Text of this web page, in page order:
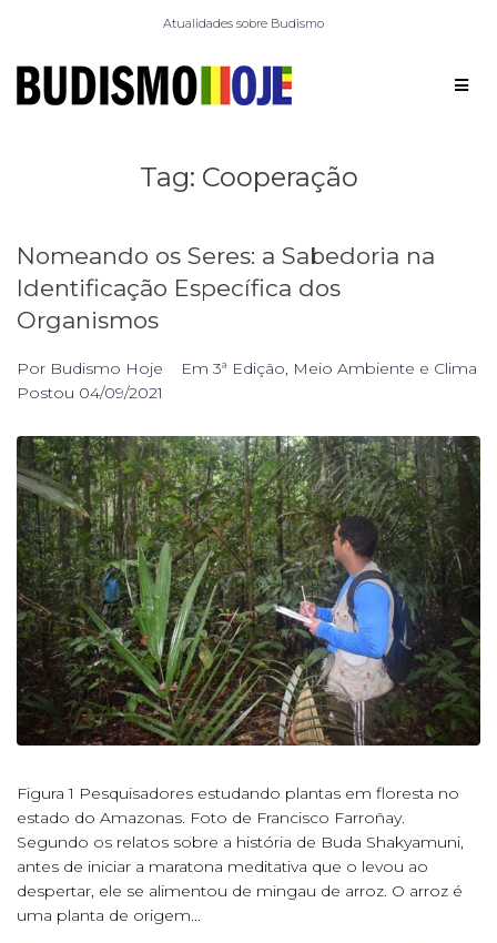
Atualidades sobre Budismo
Tag: Cooperação
Nomeando os Seres: a Sabedoria na
Identificação Específica dos
Organismos
Por Budismo Hoje Em 3ª Edição, Meio Ambiente e Clima
Postou 04/09/2021
Figura 1 Pesquisadores estudando plantas em floresta no
estado do Amazonas. Foto de Francisco Farroñay.
Segundo os relatos sobre a história de Buda Shakyamuni,
antes de iniciar a maratona meditativa que o levou ao
despertar, ele se alimentou de mingau de arroz. O arroz é
uma planta de origem...